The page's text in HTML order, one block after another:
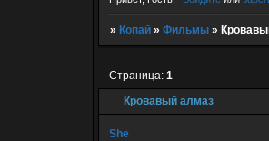
» Копай » Фильмы »
Кровавый алмаз
Страница: 1
She